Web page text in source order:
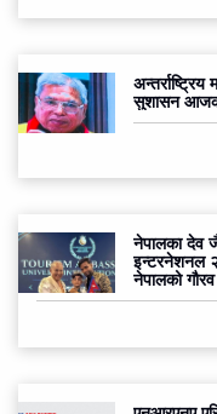
सुशासन
नेपालका देव
इन्टरनेशनल
नेपालको